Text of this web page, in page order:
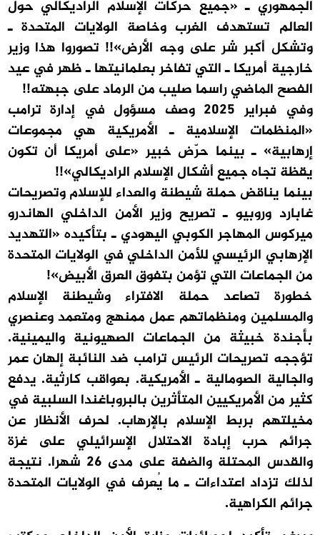
الجمهوري ـ «جميع حركات الإسلام الراديكالي حول
العالم تستهدف الغرب وخاصة الولايات المتحدة ـ
وتشكل أكبر شر على وجه الأرض»!! تصوروا هذا وزير
خارجية أمريكا ـ التي تفاخر بعلمانيتها ـ ظهر في عيد
الفصح الماضي راسما صليب من الرماد على جبهته!!
وفي فبراير 2025 وصف مسؤول في إدارة ترامب
«المنظمات الإسلامية ـ الأمريكية هي مجموعات
إرهابية» ـ بينما حرّض خبير «على أمريكا أن تكون
يقظة تجاه جميع أشكال الإسلام الراديكالي»!!
بينما يناقض حملة شيطنة والعداء للإسلام وتصريحات
غابارد وروبيو ـ تصريح وزير الأمن الداخلي الهاندرو
ميركوس المهاجر الكوبي اليهودي ـ بتأكيده «التهديد
الإرهابي الرئيسي للأمن الداخلي في الولايات المتحدة
من الجماعات التي تؤمن بتفوق العرق الأبيض»!
خطورة تصاعد حملة الافتراء وشيطنة الإسلام
والمسلمين ومنظماتهم عمل ممنهج ومتعمد وعنصري
بأجندة خبيثة من الجماعات الصهيونية واليمينية.
تؤججه تصريحات الرئيس ترامب ضد النائبة إلهان عمر
والجالية الصومالية ـ الأمريكية. بعواقب كارثية. يدفع
كثير من الأمريكيين المتأثرين بالبروباغندا السلبية في
مخيلتهم بربط الإسلام بالإرهاب. لحرف الأنظار عن
جرائم حرب إبادة الاحتلال الإسرائيلي على غزة
والقدس المحتلة والضفة على مدى 26 شهرا. نتيجة
لذلك تزداد اعتداءات ـ ما يُعرف في الولايات المتحدة
جرائم الكراهية.